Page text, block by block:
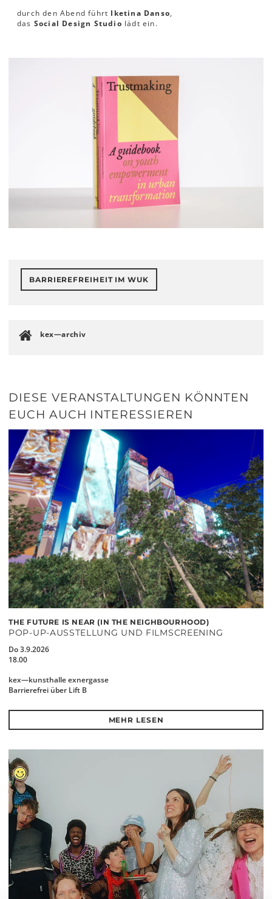
durch den Abend führt Iketina Danso,
das Social Design Studio lädt ein.
BARRIEREFREIHEIT IM WUK
kex—archiv
DIESE VERANSTALTUNGEN KÖNNTEN
EUCH AUCH INTERESSIEREN
THE FUTURE IS NEAR (IN THE NEIGHBOURHOOD)
POP-UP-AUSSTELLUNG UND FILMSCREENING
Do 3.9.2026
18.00
kex—kunsthalle exnergasse
Barrierefrei über Lift B
MEHR LESEN